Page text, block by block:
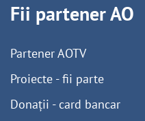
Fii partener AO
Partener AOTV
Proiecte - fii parte
Donații - card bancar